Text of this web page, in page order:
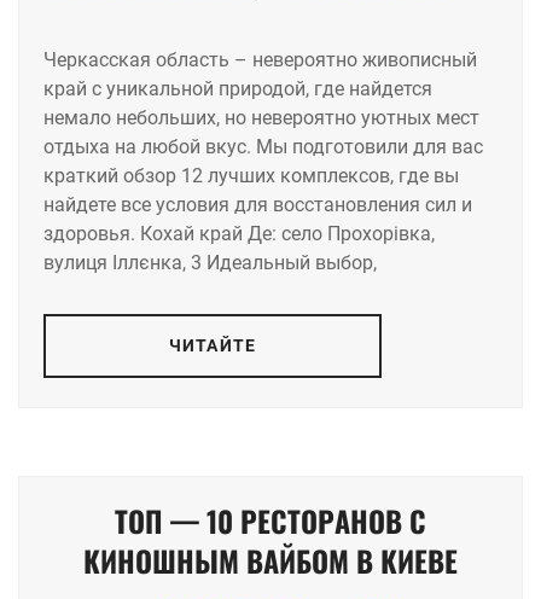
Черкасская область – невероятно живописный
край с уникальной природой, где найдется
немало небольших, но невероятно уютных мест
отдыха на любой вкус. Мы подготовили для вас
краткий обзор 12 лучших комплексов, где вы
найдете все условия для восстановления сил и
здоровья. Кохай край Де: село Прохорівка,
вулиця Іллєнка, 3 Идеальный выбор,
ЧИТАЙТЕ
ТОП — 10 РЕСТОРАНОВ С
КИНОШНЫМ ВАЙБОМ В КИЕВЕ